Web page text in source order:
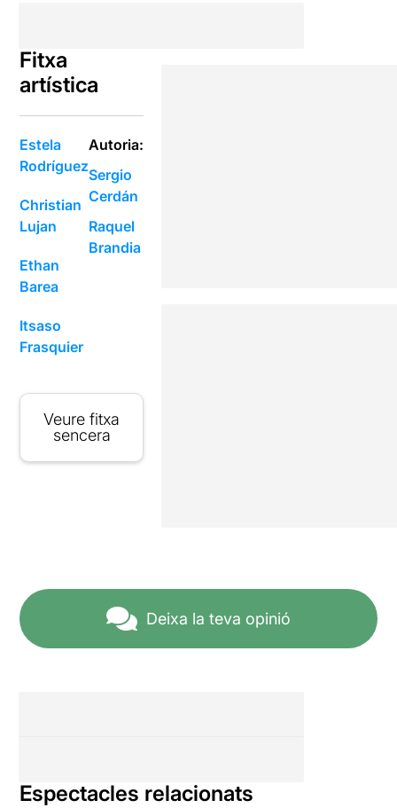
Fitxa
artística
Estela
Rodríguez
Christian
Lujan
Ethan
Barea
Itsaso
Frasquier
Autoria:
Sergio
Cerdán
Raquel
Brandia
Veure fitxa
sencera
Deixa la teva opinió
Espectacles relacionats